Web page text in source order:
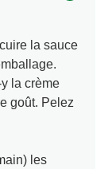
la sauce
la crème
goût. Pelez
les